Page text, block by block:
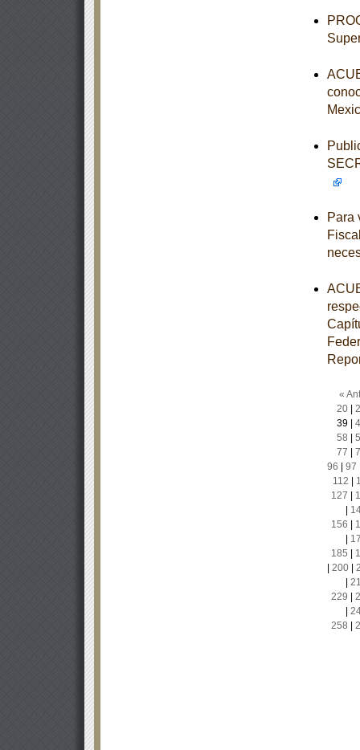
Para
«
20|
39|
58
77
96
97
112
127
156
185
200|
229
258